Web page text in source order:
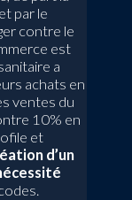
par le
contre le
est
a
achats en
ventes du
10% en
et
d’un